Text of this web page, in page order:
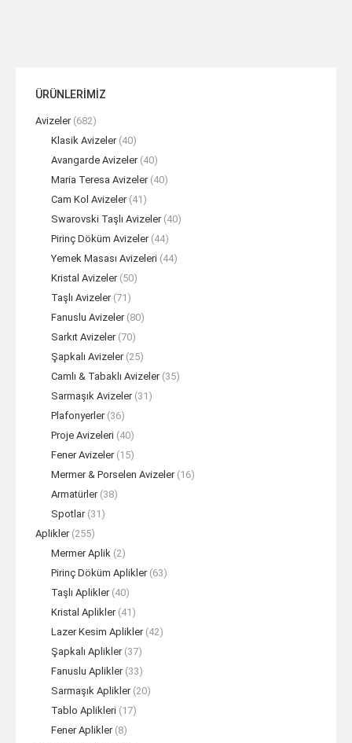
ÜRÜNLERİMİZ
Avizeler (682)
Klasik Avizeler (40)
Avangarde Avizeler (40)
Maria Teresa Avizeler (40)
Cam Kol Avizeler (41)
Swarovski Taşlı Avizeler (40)
Pirinç Döküm Avizeler (44)
Yemek Masası Avizeleri (44)
Kristal Avizeler (50)
Taşlı Avizeler (71)
Fanuslu Avizeler (80)
Sarkıt Avizeler (70)
Şapkalı Avizeler (25)
Camlı & Tabaklı Avizeler (35)
Sarmaşık Avizeler (31)
Plafonyerler (36)
Proje Avizeleri (40)
Fener Avizeler (15)
Mermer & Porselen Avizeler (16)
Armatürler (38)
Spotlar (31)
Aplikler (255)
Mermer Aplik (2)
Pirinç Döküm Aplikler (63)
Taşlı Aplikler (40)
Kristal Aplikler (41)
Lazer Kesim Aplikler (42)
Şapkalı Aplikler (37)
Fanuslu Aplikler (33)
Sarmaşık Aplikler (20)
Tablo Aplikleri (17)
Fener Aplikler (8)